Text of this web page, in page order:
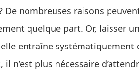
De nombreuses raisons
quelque part. Or, laisser
entraîne
il n’est plus nécessaire